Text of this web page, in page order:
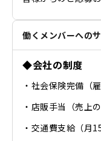
働くメンバーへの
◆会社の制度
・社会保険完備（
・店販手当（売上の
・交通費支給（月